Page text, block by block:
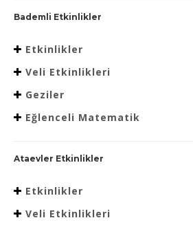
Bademli Etkinlikler
Etkinlikler
Veli Etkinlikleri
Geziler
Eğlenceli Matematik
Ataevler Etkinlikler
Etkinlikler
Veli Etkinlikleri